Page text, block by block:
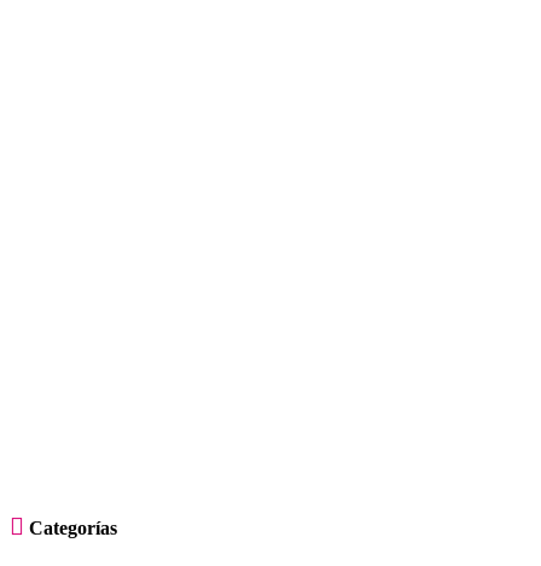
 Categorías